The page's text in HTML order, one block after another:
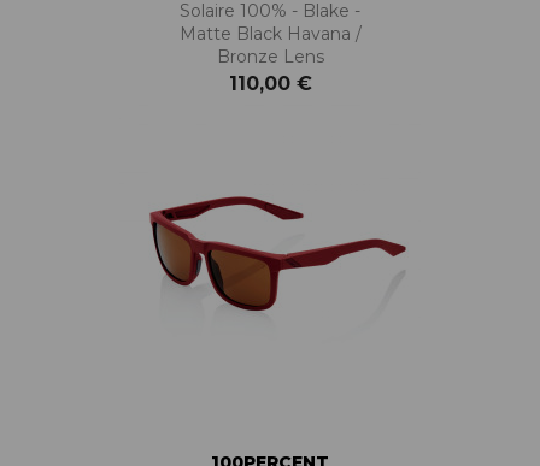
Solaire 100% - Blake -
Matte Black Havana /
Bronze Lens
110,00 €